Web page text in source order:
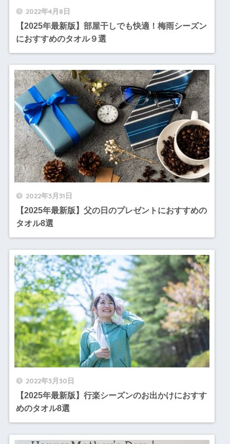
2022年4月8日
【2025年最新版】部屋干しでも快適！梅雨シーズン
におすすめのタオル９選
2022年3月31日
【2025年最新版】父の日のプレゼントにおすすめの
タオル8選
2022年3月30日
【2025年最新版】行楽シーズンのお出かけにおすす
めのタオル8選